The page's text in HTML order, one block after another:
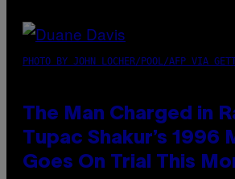
PHOTO BY JOHN LOCHER/POOL/AFP VIA
The Man Charged in
Tupac Shakur’s 1996
Goes On Trial This